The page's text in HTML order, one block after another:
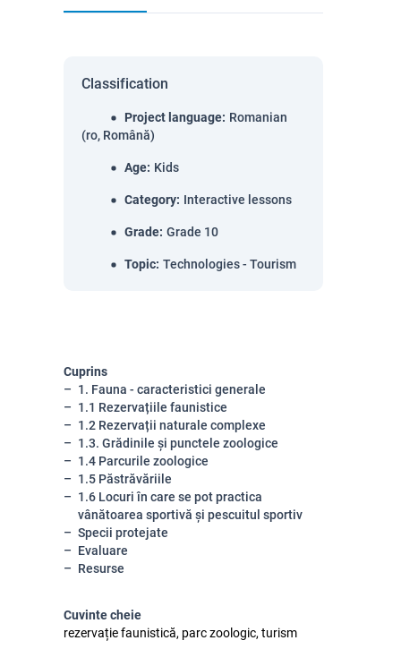
Classification
Project language: Romanian
(ro, Română)
Age: Kids
Category: Interactive lessons
Grade: Grade 10
Topic: Technologies - Tourism
Cuprins
1. Fauna - caracteristici generale
1.1 Rezervațiile faunistice
1.2 Rezervații naturale complexe
1.3. Grădinile și punctele zoologice
1.4 Parcurile zoologice
1.5 Păstrăvăriile
1.6 Locuri în care se pot practica
vânătoarea sportivă și pescuitul sportiv
Specii protejate
Evaluare
Resurse
Cuvinte cheie
rezervație faunistică, parc zoologic, turism